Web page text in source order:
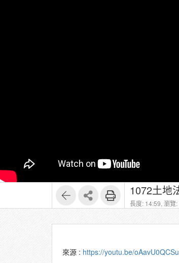
1072土地
長度: 14:59, 瀏覽
來源 : https://youtu.be/